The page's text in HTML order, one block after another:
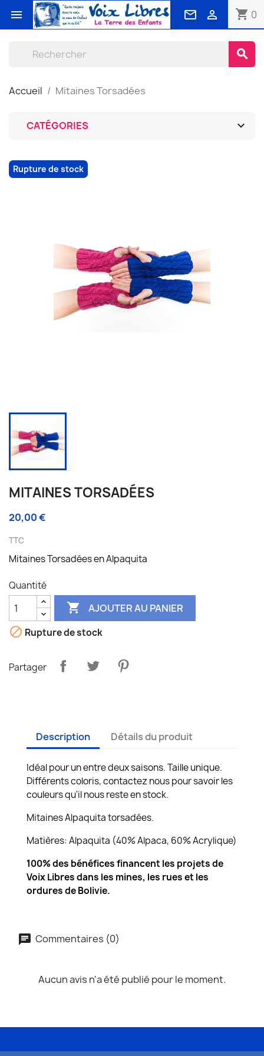
 shopping_cart 0
 
search
Accueil Mitaines Torsadées
CATÉGORIES 
Rupture de stock
MITAINES TORSADÉES
20,00 €
TTC
Mitaines Torsadées en Alpaquita
Quantité
 AJOUTER AU PANIER
 Rupture de stock
Partager
Description Détails du produit
Idéal pour un entre deux saisons. Taille unique.
Différents coloris, contactez nous pour savoir les
couleurs qu'il nous reste en stock.
Mitaines Alpaquita torsadées.
Matières: Alpaquita (40% Alpaca, 60% Acrylique)
100% des bénéfices financent les projets de
Voix Libres dans les mines, les rues et les
ordures de Bolivie.
Commentaires (0)
Aucun avis n'a été publié pour le moment.